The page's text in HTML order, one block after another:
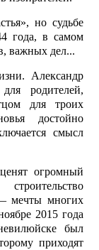
но судьбе
года, в самом
важных дел...
Александр
родителей,
для троих
достойно
смысл
огромный
мечты многих
2015 года
был
приходят